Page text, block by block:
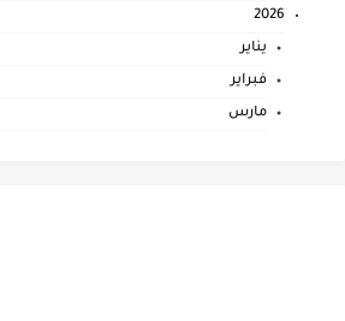
2026
يناير
فبراير
مارس